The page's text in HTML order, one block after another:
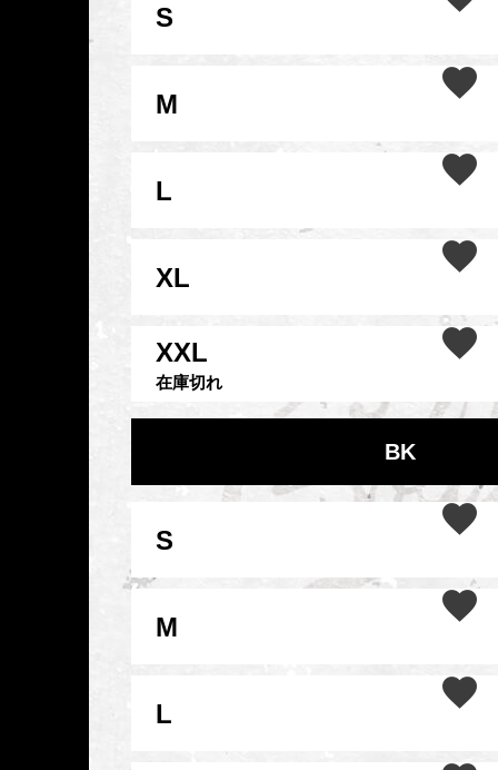
S
M
L
XL
XXL
在庫切れ
BK
S
M
L